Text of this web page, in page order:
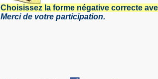
Choisissez la forme négative correcte
Merci de votre participation.